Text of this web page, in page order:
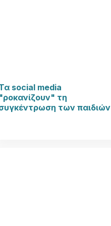
social media
"ροκανίζουν" τη
των παιδιών